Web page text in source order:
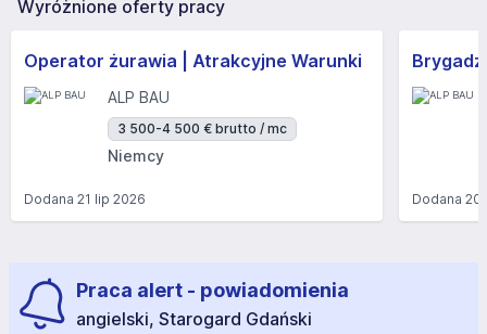
Wyróżnione oferty pracy
Operator żurawia | Atrakcyjne Warunki
ALP BAU
3 500-4 500 € brutto / mc
Niemcy
Dodana 21 lip 2026 Dodana20
Praca alert - powiadomienia
angielski, Starogard Gdański